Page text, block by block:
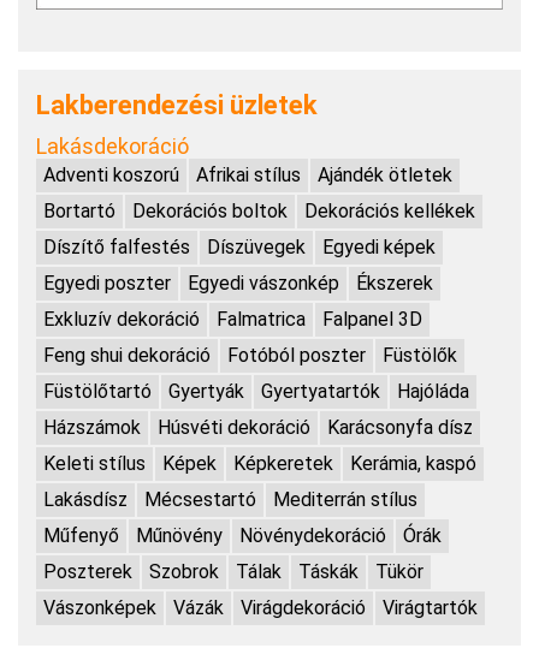
Lakberendezési üzletek
Lakásdekoráció
Adventi koszorú Afrikai stílus
Ajándék ötletek
Bortartó
Dekorációs boltok
Dekorációs kellékek
Díszítő falfestés
Díszüvegek
Egyedi képek
Egyedi poszter
Egyedi vászonkép
Ékszerek
Exkluzív dekoráció
Falmatrica
Falpanel 3D
Feng shui dekoráció
Fotóból poszter
Füstölők
Füstölőtartó
Gyertyák Gyertyatartók
Hajóláda
Házszámok
Húsvéti dekoráció
Karácsonyfa dísz
Keleti stílus
Képek Képkeretek
Kerámia, kaspó
Lakásdísz
Mécsestartó
Mediterrán stílus
Műfenyő
Műnövény Növénydekoráció
Órák
Poszterek
Szobrok Tálak Táskák
Tükör
Vászonképek
Vázák Virágdekoráció Virágtartók